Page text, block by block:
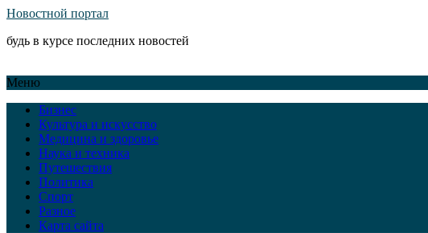
Новостной портал
будь в курсе последних новостей
Меню
Бизнес
Культура и искусство
Медицина и здоровье
Наука и техника
Путешествия
Политика
Спорт
Разное
Карта сайта